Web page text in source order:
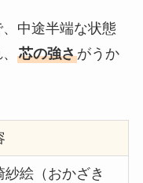
中途半端な状態
芯の強さがうか
紗絵（おかざき